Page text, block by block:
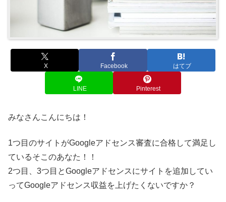
X Facebook はてブ
LINE Pinterest
みなさんこんにちは！
1つ目のサイトがGoogleアドセンス審査に合格して満足し
ているそこのあなた！！
2つ目、3つ目とGoogleアドセンスにサイトを追加してい
ってGoogleアドセンス収益を上げたくないですか？